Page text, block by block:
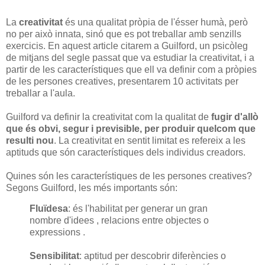
La creativitat és una qualitat pròpia de l'ésser humà, però
no per això innata, sinó que es pot treballar amb senzills
exercicis. En aquest article citarem a Guilford, un psicòleg
de mitjans del segle passat que va estudiar la creativitat, i a
partir de les característiques que ell va definir com a pròpies
de les persones creatives, presentarem 10 activitats per
treballar a l'aula.
Guilford va definir la creativitat com la qualitat de fugir d'allò
que és obvi, segur i previsible, per produir quelcom que
resulti nou. La creativitat en sentit limitat es refereix a les
aptituds que són característiques dels individus creadors.
Quines són les característiques de les persones creatives?
Segons Guilford, les més importants són:
Fluïdesa: és l'habilitat per generar un gran
nombre d'idees , relacions entre objectes o
expressions .
Sensibilitat: aptitud per descobrir diferències o